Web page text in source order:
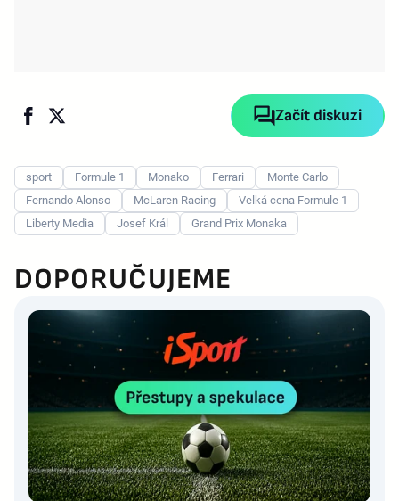
Začít diskuzi
sport Formule 1 Monako Ferrari
Monte Carlo
Fernando Alonso
McLaren Racing
Velká cena Formule 1
Liberty Media
Josef Král Grand Prix Monaka
DOPORUČUJEME